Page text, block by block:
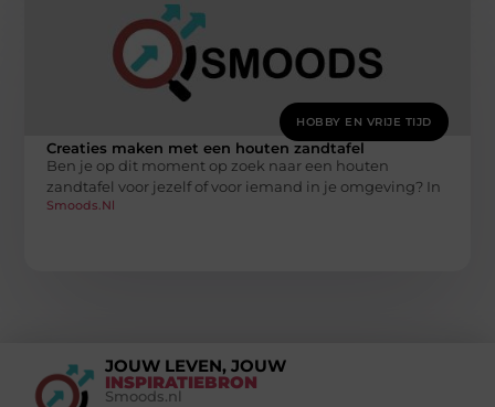
HOBBY EN VRIJE TIJD
Creaties maken met een houten zandtafel
Ben je op dit moment op zoek naar een houten
zandtafel voor jezelf of voor iemand in je omgeving? In
Smoods.nl
JOUW LEVEN, JOUW
INSPIRATIEBRON
Smoods.nl